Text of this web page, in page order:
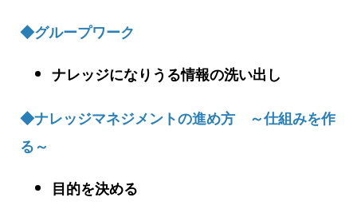
◆グループワーク
ナレッジになりうる情報の洗い出し
◆ナレッジマネジメントの進め方 ～仕組みを作
る～
目的を決める